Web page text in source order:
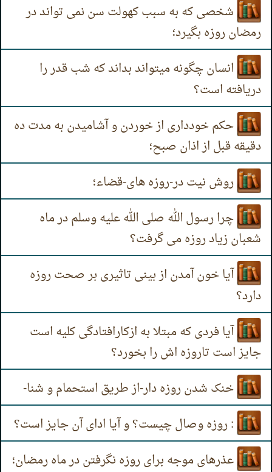
شخصی که به سبب کهولت سن نمی تواند در
رمضان روزه بگیرد؛
انسان چگونه میتواند بداند که شب قدر را
دریافته است؟
حکم خودداری از خوردن و آشامیدن به مدت ده
دقیقه قبل از اذان صبح؛
روش نیت در-روزه های-قضاء؛
چرا رسول الله صلی الله عليه وسلم در ماه
شعبان زیاد روزه می گرفت؟
آیا خون آمدن از بینی تاثیری بر صحت روزه
دارد؟
آیا فردی که مبتلا به ازکارافتادگی کلیه است
جایز است تاروزه اش را بخورد؟
خنک شدن روزه دار-از طریق استحمام و شنا-
: روزه وصال چیست؟ و آیا ادای آن جایز است؟
عذرهای موجه برای روزه نگرفتن در ماه رمضان؛